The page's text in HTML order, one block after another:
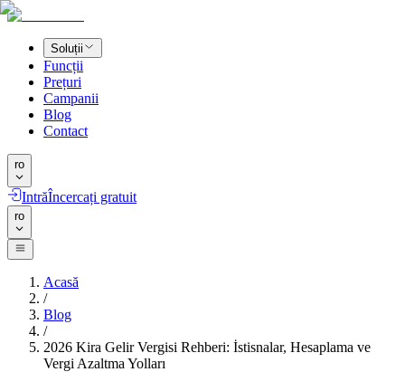
Soluții
Funcții
Prețuri
Campanii
Blog
Contact
ro
IntrăÎncercați gratuit
ro
Acasă
/
Blog
/
2026 Kira Gelir Vergisi Rehberi: İstisnalar, Hesaplama ve
Vergi Azaltma Yolları